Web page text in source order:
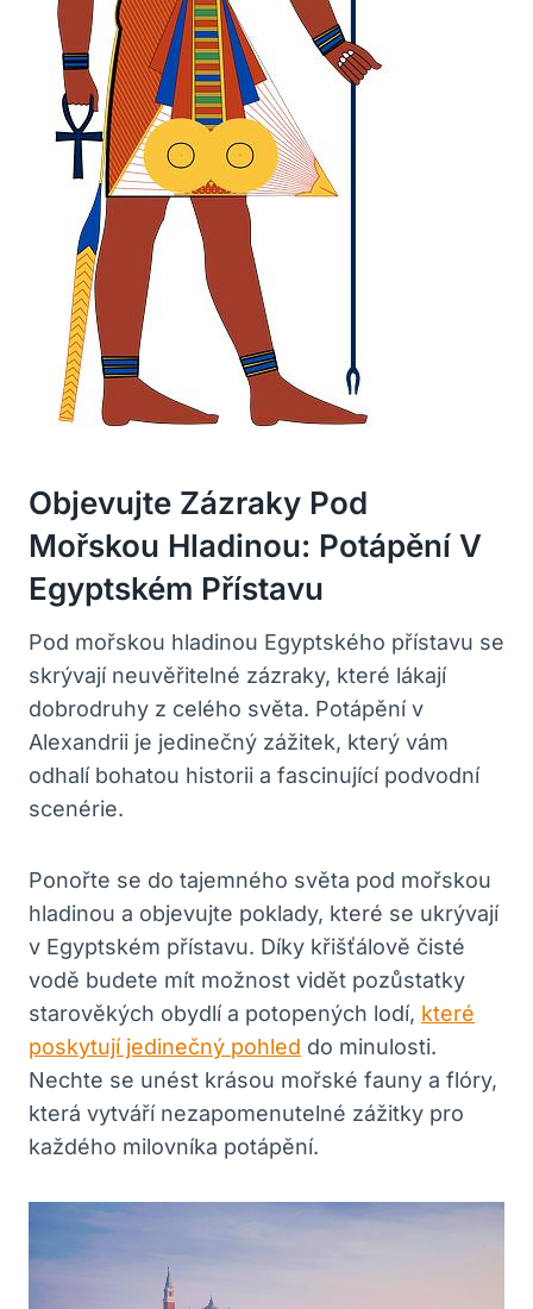
Objevujte Zázraky Pod
Mořskou Hladinou: Potápění V
Egyptském Přístavu
Pod mořskou hladinou Egyptského přístavu se
skrývají neuvěřitelné zázraky, které lákají
dobrodruhy z celého světa. Potápění v
Alexandrii je jedinečný zážitek, který vám
odhalí bohatou historii a fascinující podvodní
scenérie.
Ponořte se do tajemného světa pod mořskou
hladinou a objevujte poklady, které se ukrývají
v Egyptském přístavu. Díky křišťálově čisté
vodě budete mít možnost vidět pozůstatky
starověkých obydlí a potopených lodí, které
poskytují jedinečný pohled do minulosti.
Nechte se unést krásou mořské fauny a flóry,
která vytváří nezapomenutelné zážitky pro
každého milovníka potápění.